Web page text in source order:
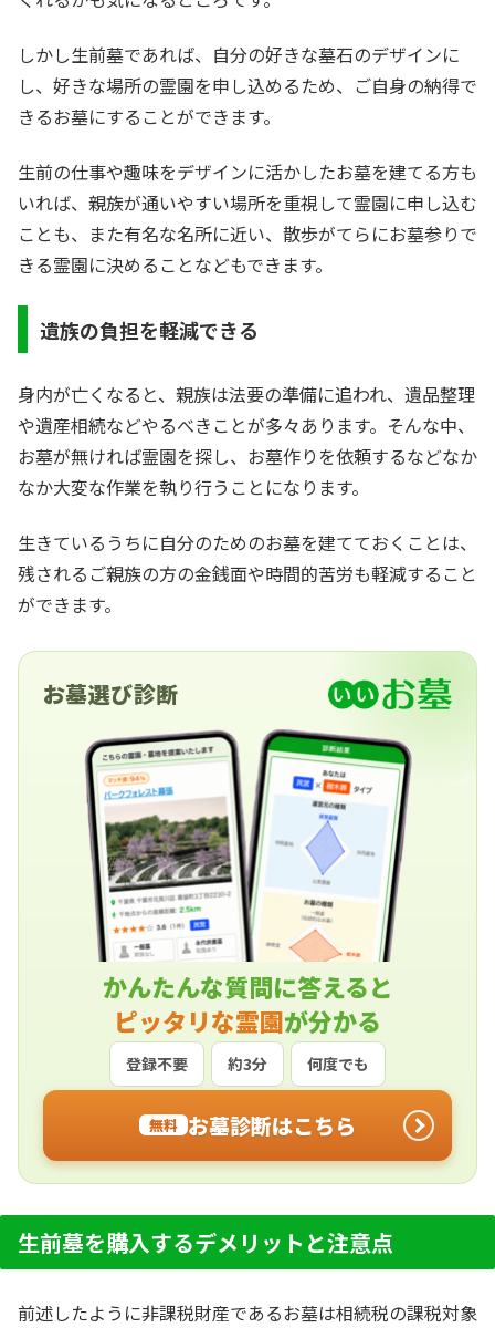
しかし生前墓であれば、自分の好きな墓石のデザインに
し、好きな場所の霊園を申し込めるため、ご自身の納得で
きるお墓にすることができます。
生前の仕事や趣味をデザインに活かしたお墓を建てる方も
いれば、親族が通いやすい場所を重視して霊園に申し込む
ことも、また有名な名所に近い、散歩がてらにお墓参りで
きる霊園に決めることなどもできます。
遺族の負担を軽減できる
身内が亡くなると、親族は法要の準備に追われ、遺品整理
や遺産相続などやるべきことが多々あります。そんな中、
お墓が無ければ霊園を探し、お墓作りを依頼するなどなか
なか大変な作業を執り行うことになります。
生きているうちに自分のためのお墓を建てておくことは、
残されるご親族の方の金銭面や時間的苦労も軽減すること
ができます。
お墓選び診断
かんたんな質問に答えると
ピッタリな霊園が分かる
登録不要 約3分 何度でも
無料 お墓診断はこちら
生前墓を購入するデメリットと注意点
前述したように非課税財産であるお墓は相続税の課税対象